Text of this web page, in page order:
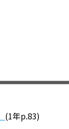
(1年p.83)